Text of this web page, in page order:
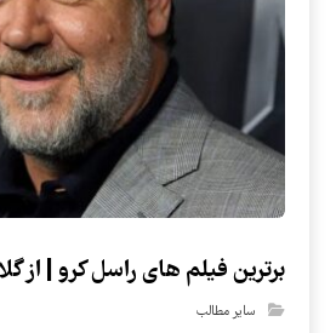
برترین فیلم های راسل کرو | از
سایر مطالب